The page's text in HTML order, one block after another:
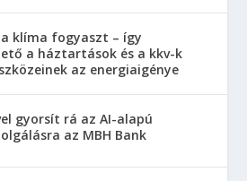
a klíma fogyaszt – így
a háztartások és a kkv-k
az energiaigénye
gyorsít rá az AI-alapú
az MBH Bank